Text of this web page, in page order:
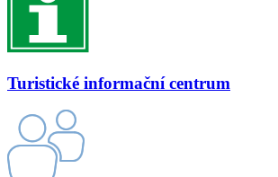
Turistické informační centrum